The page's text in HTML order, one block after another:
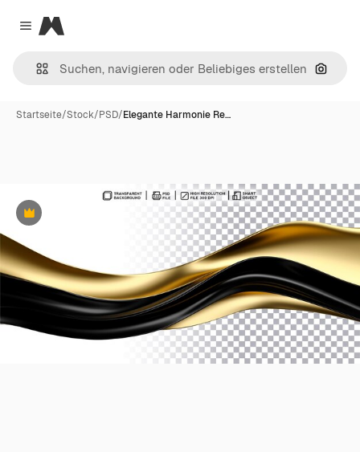
Close menu
Magnific
Nach
Startseite/Stock/PSD/Elegante Harmonie Re…
Premium